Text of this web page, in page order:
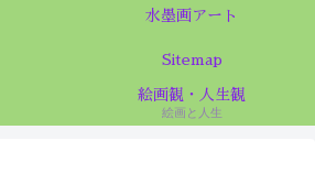
水墨画アート
Sitemap
絵画観・人生観
絵画と人生